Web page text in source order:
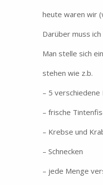
heute waren wir
Darüber muss
Man stelle sich
stehen wie z.b.
– 5
– frische
– Krebse und
– Schnecken
– jede Menge